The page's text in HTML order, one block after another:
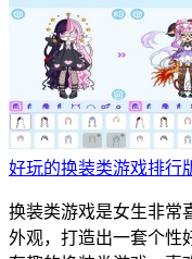
好玩的换装类游戏排行
换装类游戏是女生非常
外观，打造出一套个性